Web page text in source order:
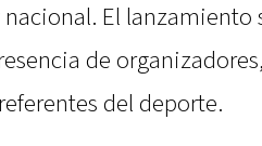
El lanzamiento
de
del deporte.